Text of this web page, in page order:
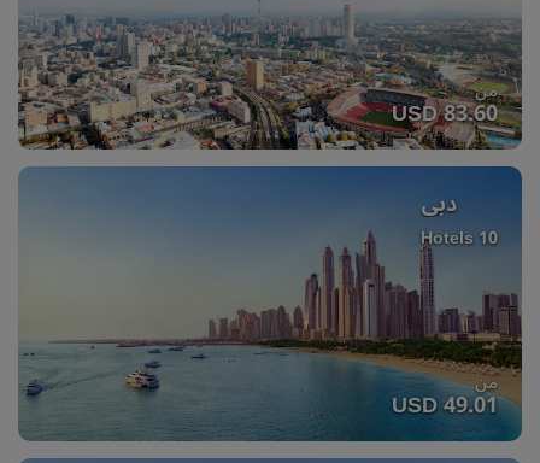
من
USD 83.60
دبي
10 Hotels
من
USD 49.01